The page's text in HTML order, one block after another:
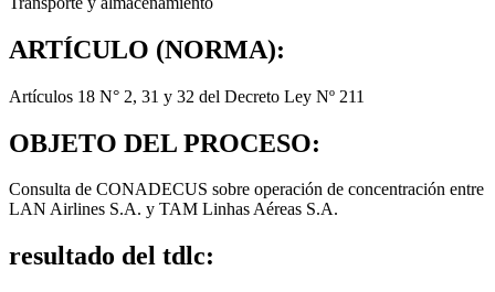
ARTÍCULO (NORMA):
Artículos 18 N° 2, 31 y 32 del Decreto Ley Nº 211
OBJETO DEL PROCESO:
Consulta de CONADECUS sobre operación de concentración entre
LAN Airlines S.A. y TAM Linhas Aéreas S.A.
resultado del tdlc: